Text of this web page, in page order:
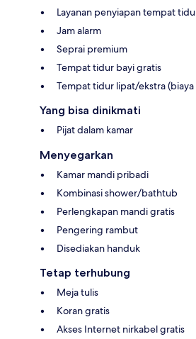
Layanan penyiapan tempat
Jam alarm
Seprai premium
Tempat tidur bayi gratis
Tempat tidur lipat/ekstra
Yang bisa dinikmati
Pijat dalam kamar
Menyegarkan
Kamar mandi pribadi
Kombinasi shower/bathtub
Perlengkapan mandi gratis
Pengering rambut
Disediakan handuk
Tetap terhubung
Meja tulis
Koran gratis
Akses Internet nirkabel gratis